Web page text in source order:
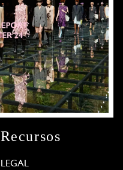
Recursos
LEGAL